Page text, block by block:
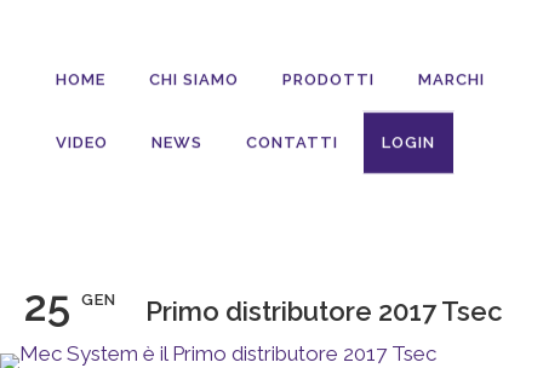
HOME CHI SIAMO PRODOTTI MARCHI
VIDEO NEWS CONTATTI LOGIN
25 GEN Primo distributore 2017 Tsec